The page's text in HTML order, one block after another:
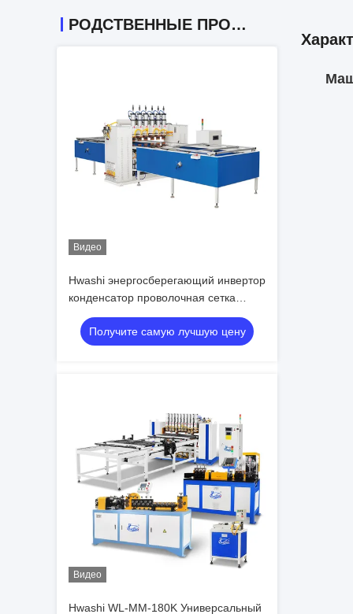
РОДСТВЕННЫЕ ПРОДУКТЫ
Видео
Hwashi энергосберегающий инвертор
конденсатор проволочная сетка
сварочная машина с низким
расходом энергии
Получите самую лучшую цену
Видео
Hwashi WL-MM-180K Универсальный